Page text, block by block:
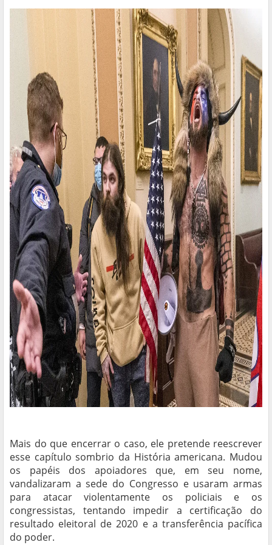
Mais do que encerrar o caso, ele pretende reescrever
esse capítulo sombrio da História americana. Mudou
os papéis dos apoiadores que, em seu nome,
vandalizaram a sede do Congresso e usaram armas
para atacar violentamente os policiais e os
congressistas, tentando impedir a certificação do
resultado eleitoral de 2020 e a transferência pacífica
do poder.